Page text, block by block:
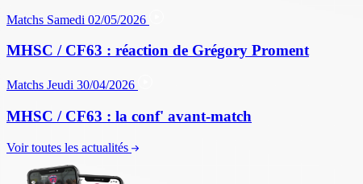
Matchs Samedi 02/05/2026
MHSC / CF63 : réaction de Grégory Proment
Matchs Jeudi 30/04/2026
MHSC / CF63 : la conf' avant-match
Voir toutes les actualités